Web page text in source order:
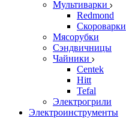
Мультиварки
Redmond
Скороварки
Мясорубки
Сэндвичницы
Чайники
Centek
Hitt
Tefal
Электрогрили
Электроинструменты